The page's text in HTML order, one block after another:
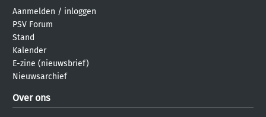
Aanmelden / inloggen
PSV Forum
Stand
Kalender
E-zine (nieuwsbrief)
Nieuwsarchief
Over ons